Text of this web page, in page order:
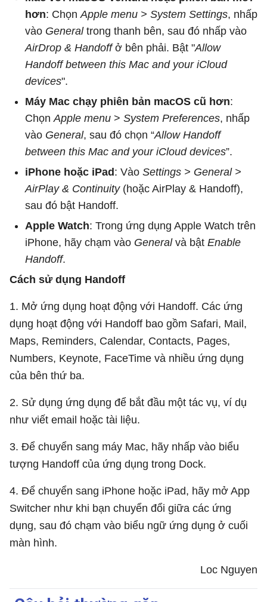
hơn: Chọn Apple menu > System Settings, nhấp
vào General trong thanh bên, sau đó nhấp vào
AirDrop & Handoffở bên phải. Bật "Allow
Handoff between this Mac and your iCloud
devices".
Máy Mac chạy phiên bản macOS cũ hơn:
Chọn Apple menu > System Preferences, nhấp
vào General, sau đó chọn “Allow Handoff
between this Mac and your iCloud devices”.
iPhone hoặc iPad: Vào Settings > General >
AirPlay & Continuity(hoặc AirPlay & Handoff),
sau đó bật Handoff.
Apple Watch: Trong ứng dụng Apple Watch trên
iPhone, hãy chạm vào General và bật Enable
Handoff.
Cách sử dụng Handoff
1. Mở ứng dụng hoạt động với Handoff. Các ứng
dụng hoạt động với Handoff bao gồm Safari, Mail,
Maps, Reminders, Calendar, Contacts, Pages,
Numbers, Keynote, FaceTime và nhiều ứng dụng
của bên thứ ba.
2. Sử dụng ứng dụng để bắt đầu một tác vụ, ví dụ
như viết email hoặc tài liệu.
3. Để chuyển sang máy Mac, hãy nhấp vào biểu
tượng Handoff của ứng dụng trong Dock.
4. Để chuyển sang iPhone hoặc iPad, hãy mở App
Switcher như khi bạn chuyển đổi giữa các ứng
dụng, sau đó chạm vào biểu ngữ ứng dụng ở cuối
màn hình.
Loc Nguyen